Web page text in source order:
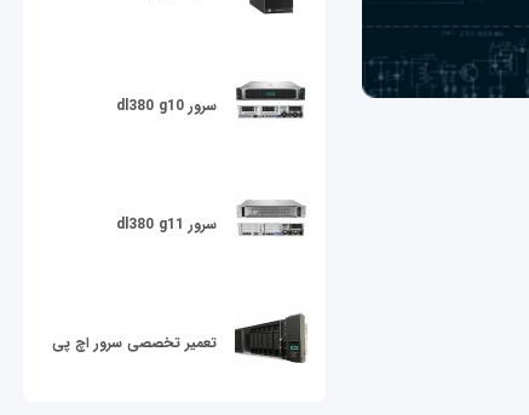
سرور dl380 g10
سرور dl380 g11
تعمیر تخصصی سرور اچ پی